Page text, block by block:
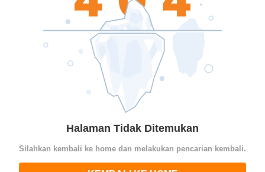
Halaman Tidak Ditemukan
Silahkan kembali ke home dan melakukan pencarian kembali.